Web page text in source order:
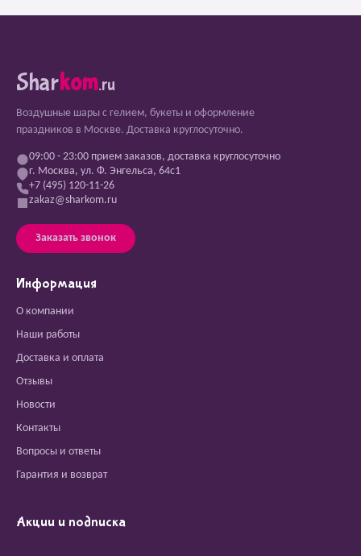
Sharkom.ru
Воздушные шары с гелием, букеты и оформление
праздников в Москве. Доставка круглосуточно.
09:00 - 23:00 прием заказов, доставка круглосуточно
г. Москва, ул. Ф. Энгельса, 64с1
+7 (495) 120-11-26
zakaz@sharkom.ru
Заказать звонок
Информация
О компании
Наши работы
Доставка и оплата
Отзывы
Новости
Контакты
Вопросы и ответы
Гарантия и возврат
Акции и подписка